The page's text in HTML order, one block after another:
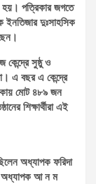
হয়। পত্রিকার জগতে
ইনতিজার দুঃসাহসিক
কেন্দ্রে সুষ্ঠু ও
এ বছর এ কেন্দ্রে
মোট ৪৮৯ জন
শিক্ষার্থীরা এই
অধ্যাপক ফরিদা
অধ্যাপক আ ন ম